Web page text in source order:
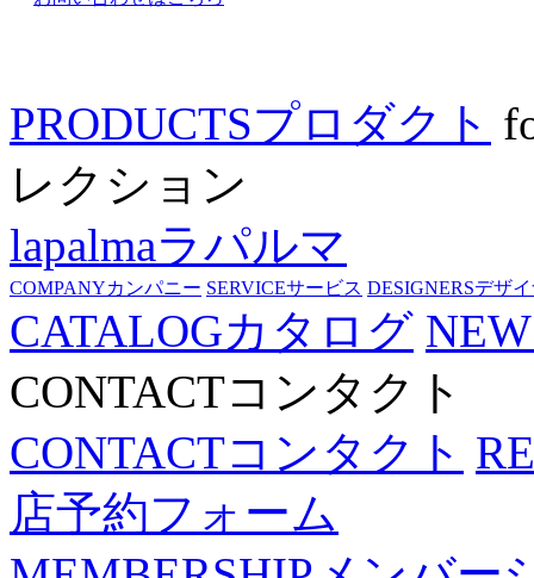
PRODUCTSプロダクト
レクション
lapalmaラパルマ
COMPANYカンパニー SERVICEサービス DESIGNERSデザ
CATALOGカタログ
CONTACTコンタクト
CONTACTコンタクト
店予約フォーム